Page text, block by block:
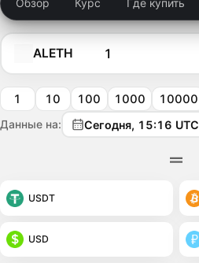
Обзор Курс Где купить
ALETH
1 10 100 1000 10000
Данные на: Сегодня, 15:16 UTC
USDT
USD